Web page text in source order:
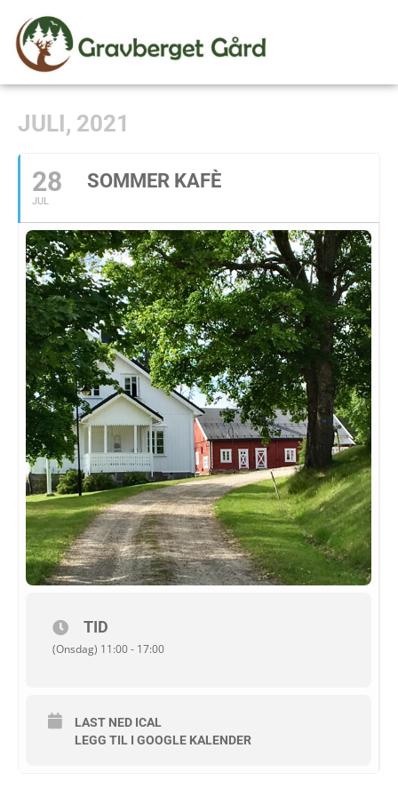
JULI, 2021
28
JUL
SOMMER KAFÈ
TID
(Onsdag) 11:00 - 17:00
LAST NED ICAL
LEGG TIL I GOOGLE KALENDER